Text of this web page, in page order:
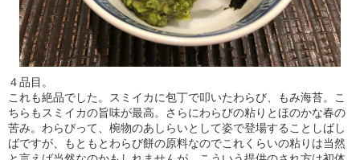
４品目。
これも絶品でした。スミイカに包丁で叩いたわらび、もみ海苔。こ
ちらもスミイカの旨味が最高。さらにわらびの粘りとほのかな春の
苦み。わらびって、椀物のあしらいとして姿で登場することしばし
ばですが、もともとわらび餅の原料なのでこれくらいの粘りは当然